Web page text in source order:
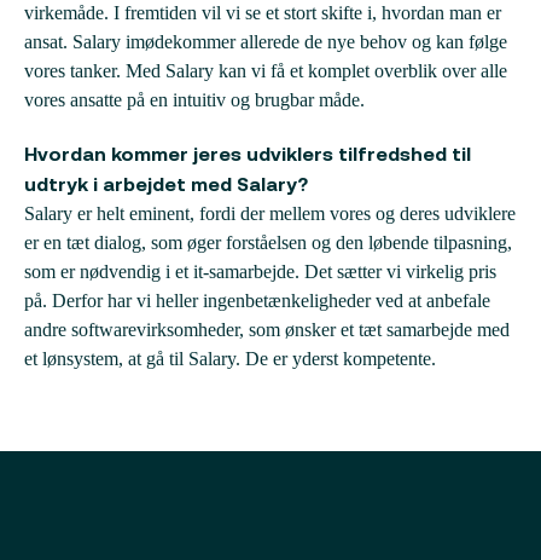
virkemåde. I fremtiden vil vi se et stort skifte i, hvordan man er
ansat. Salary imødekommer allerede de nye behov og kan følge
vores tanker. Med Salary kan vi få et komplet overblik over alle
vores ansatte på en intuitiv og brugbar måde.
Hvordan kommer jeres udviklers tilfredshed til
udtryk i arbejdet med Salary?
Salary er helt eminent, fordi der mellem vores og deres udviklere
er en tæt dialog, som øger forståelsen og den løbende tilpasning,
som er nødvendig i et it-samarbejde. Det sætter vi virkelig pris
på. Derfor har vi heller ingenbetænkeligheder ved at anbefale
andre softwarevirksomheder, som ønsker et tæt samarbejde med
et lønsystem, at gå til Salary. De er yderst kompetente.